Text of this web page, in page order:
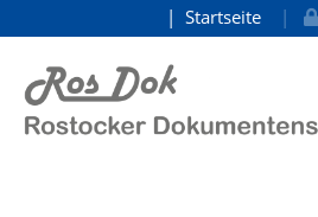
zum Inhalt
Startseite